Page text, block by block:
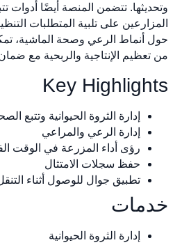
وتحديثها. تتضمن المنصة أيضًا أدوات
المزارعين على تلبية المتطلبات
من تعظيم الإنتاجية والربحية مع ضمان
Key Highlights
إدارة الثروة الحيوانية وتتبع
إدارة الرعي والمراعي
رؤى أداء المزرعة في الوقت
حفظ سجلات الامتثال
تطبيق جوال للوصول أثناء التنقل
خدمات
إدارة الثروة الحيوانية